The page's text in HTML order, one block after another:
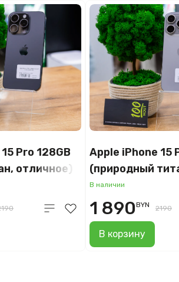
Pro 128GB
отличное)
Apple iPhone 15
(природный
отличное)
В наличии
В корзину
1 890BYN 2190